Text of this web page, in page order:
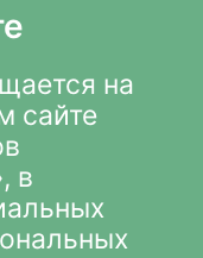
на
сайте
, в